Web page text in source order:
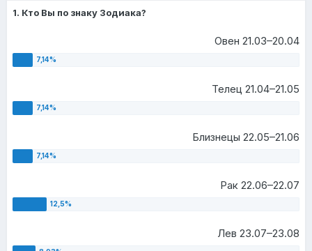
1. Кто Вы по знаку Зодиака?
Овен 21.03–20.04
Телец 21.04–21.05
Близнецы 22.05–21.06
Рак 22.06–22.07
Лев 23.07–23.08